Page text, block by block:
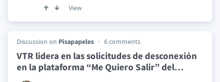
View
Discussion on Pisapapeles 6 comments
VTR lidera en las solicitudes de desconexión
en la plataforma “Me Quiero Salir” del…